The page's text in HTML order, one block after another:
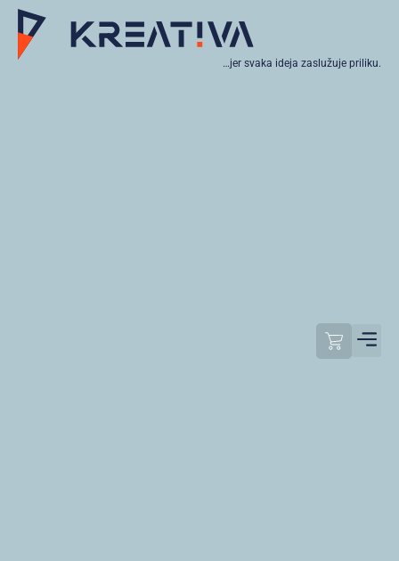
…jer svaka ideja zaslužuje priliku.